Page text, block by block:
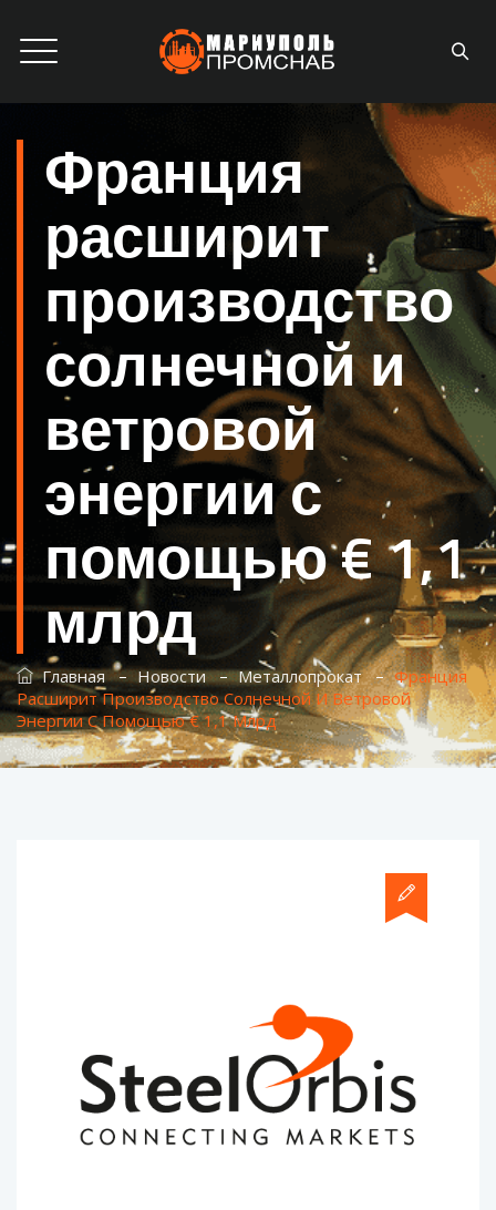
Франция
расширит
производство
солнечной и
ветровой
энергии с
помощью € 1,1
млрд
Главная–Новости–Металлопрокат–Франция
Расширит Производство Солнечной И Ветровой
Энергии С Помощью € 1,1 Млрд